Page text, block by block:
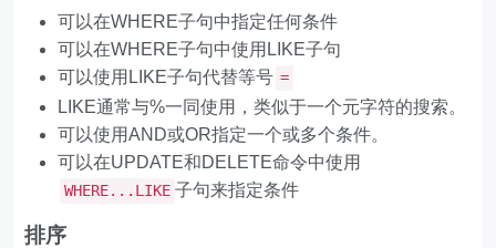
可以在WHERE子句中指定任何条件
可以在WHERE子句中使用LIKE子句
可以使用LIKE子句代替等号 =
LIKE通常与%一同使用，类似于一个元字符的搜索。
可以使用AND或OR指定一个或多个条件。
可以在UPDATE和DELETE命令中使用
WHERE...LIKE 子句来指定条件
排序